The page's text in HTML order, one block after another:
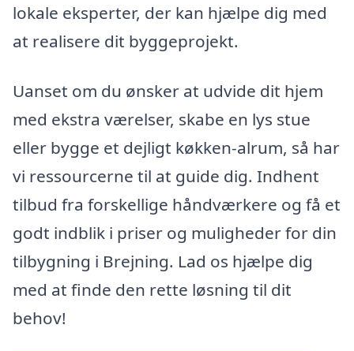
lokale eksperter, der kan hjælpe dig med
at realisere dit byggeprojekt.
Uanset om du ønsker at udvide dit hjem
med ekstra værelser, skabe en lys stue
eller bygge et dejligt køkken-alrum, så har
vi ressourcerne til at guide dig. Indhent
tilbud fra forskellige håndværkere og få et
godt indblik i priser og muligheder for din
tilbygning i Brejning. Lad os hjælpe dig
med at finde den rette løsning til dit
behov!